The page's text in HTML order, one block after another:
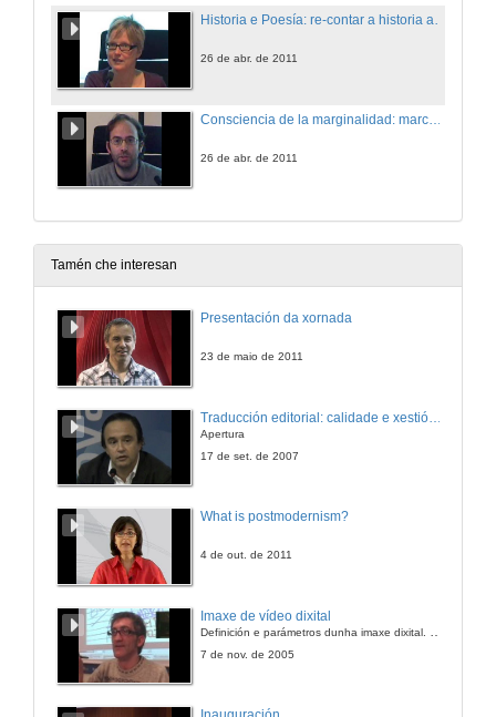
Historia e Poesía: re-contar a historia a través da linguaxe poética e 'desde abaixo' na literatura de alterglobalización
26 de abr. de 2011
26 de abr. de 2011
Tamén che interesan
Presentación da xornada
23 de maio de 2011
Apertura
17 de set. de 2007
What is postmodernism?
4 de out. de 2011
Imaxe de vídeo dixital
Definición e parámetros dunha imaxe dixital. Resolución e Aspecto. Profundidade da cor. Compresión. Frame por segundo. Entrelazado. Campos, cadros
7 de nov. de 2005